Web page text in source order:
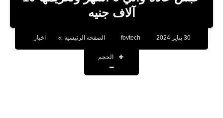
بلوجر
آلاف جنيه
30 يناير 2024 fovtech الصفحة الرئيسية اخبار
الحجم